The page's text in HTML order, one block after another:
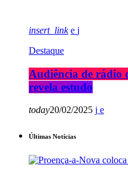
insert_link
Destaque
Audiência de rádio
revela estudo
today20/02/2025
Últimas Notícias